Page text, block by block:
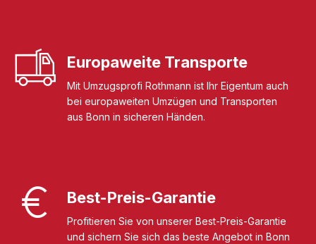
Europaweite Transporte
Mit Umzugsprofi Rothmann ist Ihr Eigentum auch
bei europaweiten Umzügen und Transporten
aus Bonn in sicheren Händen.
Best-Preis-Garantie
Profitieren Sie von unserer Best-Preis-Garantie
und sichern Sie sich das beste Angebot in Bonn